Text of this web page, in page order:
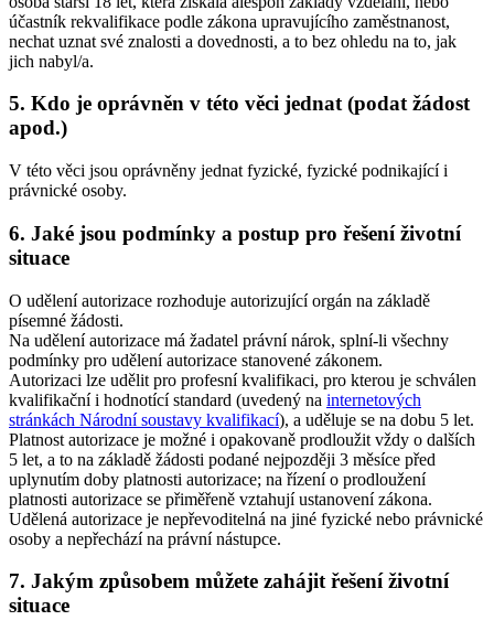
účastník rekvalifikace podle zákona upravujícího zaměstnanost,
nechat uznat své znalosti a dovednosti, a to bez ohledu na to, jak
jich nabyl/a.
5. Kdo je oprávněn v této věci jednat (podat žádost
apod.)
V této věci jsou oprávněny jednat fyzické, fyzické podnikající i
právnické osoby.
6. Jaké jsou podmínky a postup pro řešení životní
situace
O udělení autorizace rozhoduje autorizující orgán na základě
písemné žádosti.
Na udělení autorizace má žadatel právní nárok, splní-li všechny
podmínky pro udělení autorizace stanovené zákonem.
Autorizaci lze udělit pro profesní kvalifikaci, pro kterou je schválen
kvalifikační i hodnotící standard (uvedený na internetových
stránkách Národní soustavy kvalifikací), a uděluje se na dobu 5 let.
Platnost autorizace je možné i opakovaně prodloužit vždy o dalších
5 let, a to na základě žádosti podané nejpozději 3 měsíce před
uplynutím doby platnosti autorizace; na řízení o prodloužení
platnosti autorizace se přiměřeně vztahují ustanovení zákona.
Udělená autorizace je nepřevoditelná na jiné fyzické nebo právnické
osoby a nepřechází na právní nástupce.
7. Jakým způsobem můžete zahájit řešení životní
situace